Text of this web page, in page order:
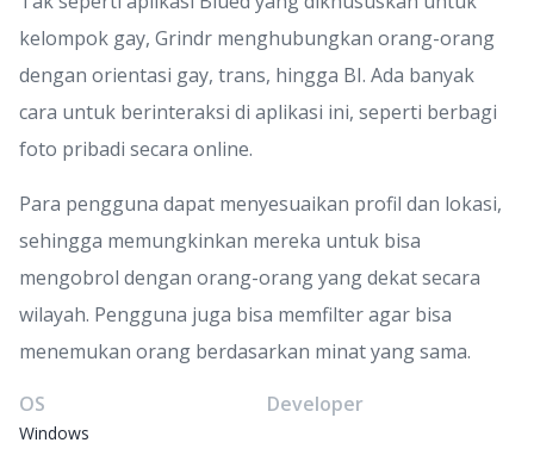
kelompok gay, Grindr menghubungkan orang-orang
dengan orientasi gay, trans, hingga BI. Ada banyak
cara untuk berinteraksi di aplikasi ini, seperti berbagi
foto pribadi secara online.
Para pengguna dapat menyesuaikan profil dan lokasi,
sehingga memungkinkan mereka untuk bisa
mengobrol dengan orang-orang yang dekat secara
wilayah. Pengguna juga bisa memfilter agar bisa
menemukan orang berdasarkan minat yang sama.
OS
Windows
Developer